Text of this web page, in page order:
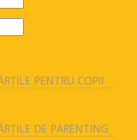
PENTRU COPII
DE PARENTING